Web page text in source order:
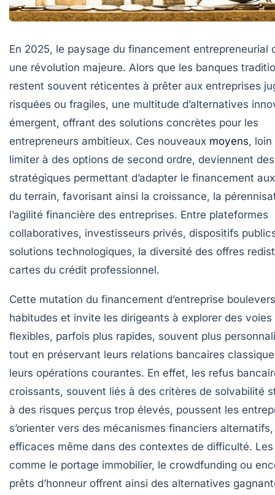
En 2025, le paysage du financement entrepreneurial
une révolution majeure. Alors que les banques
restent souvent réticentes à prêter aux entreprises
risquées ou fragiles, une multitude d’alternatives
émergent, offrant des solutions concrètes pour les
entrepreneurs ambitieux. Ces nouveaux moyens, loin
limiter à des options de second ordre, deviennent
stratégiques permettant d’adapter le financement
du terrain, favorisant ainsi la croissance, la
l’agilité financière des entreprises. Entre plateformes
collaboratives, investisseurs privés, dispositifs
solutions technologiques, la diversité des offres
cartes du crédit professionnel.
Cette mutation du financement d’entreprise
habitudes et invite les dirigeants à explorer des voies
flexibles, parfois plus rapides, souvent plus
tout en préservant leurs relations bancaires
leurs opérations courantes. En effet, les refus
croissants, souvent liés à des critères de solvabilité
à des risques perçus trop élevés, poussent les
s’orienter vers des mécanismes financiers alternatifs,
efficaces même dans des contextes de difficulté.
comme le portage immobilier, le crowdfunding ou
prêts d’honneur offrent ainsi des alternatives